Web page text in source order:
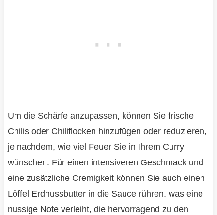
Um die Schärfe anzupassen, können Sie frische
Chilis oder Chiliflocken hinzufügen oder reduzieren,
je nachdem, wie viel Feuer Sie in Ihrem Curry
wünschen. Für einen intensiveren Geschmack und
eine zusätzliche Cremigkeit können Sie auch einen
Löffel Erdnussbutter in die Sauce rühren, was eine
nussige Note verleiht, die hervorragend zu den